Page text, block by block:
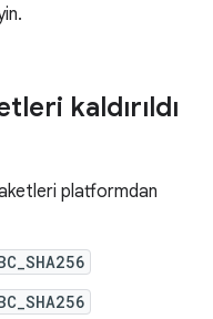
kaldırıldı
platformdan